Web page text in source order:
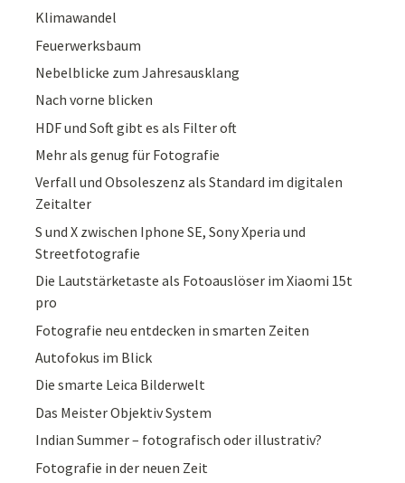
Klimawandel
Feuerwerksbaum
Nebelblicke zum Jahresausklang
Nach vorne blicken
HDF und Soft gibt es als Filter oft
Mehr als genug für Fotografie
Verfall und Obsoleszenz als Standard im digitalen
Zeitalter
S und X zwischen Iphone SE, Sony Xperia und
Streetfotografie
Die Lautstärketaste als Fotoauslöser im Xiaomi 15t
pro
Fotografie neu entdecken in smarten Zeiten
Autofokus im Blick
Die smarte Leica Bilderwelt
Das Meister Objektiv System
Indian Summer – fotografisch oder illustrativ?
Fotografie in der neuen Zeit